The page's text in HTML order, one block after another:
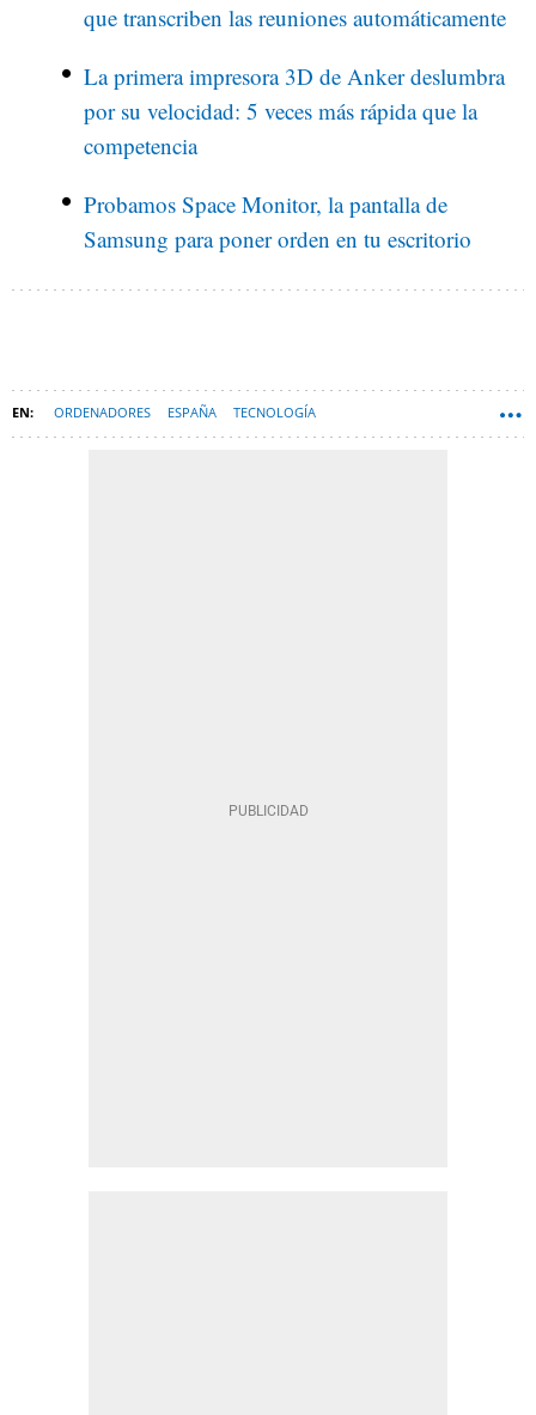
que transcriben las reuniones automáticamente
La primera impresora 3D de Anker deslumbra
por su velocidad: 5 veces más rápida que la
competencia
Probamos Space Monitor, la pantalla de
Samsung para poner orden en tu escritorio
ORDENADORES ESPAÑA TECNOLOGÍA